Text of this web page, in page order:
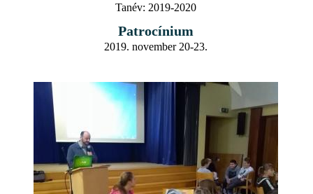
Tanév: 2019-2020
Patrocínium
2019. november 20-23.